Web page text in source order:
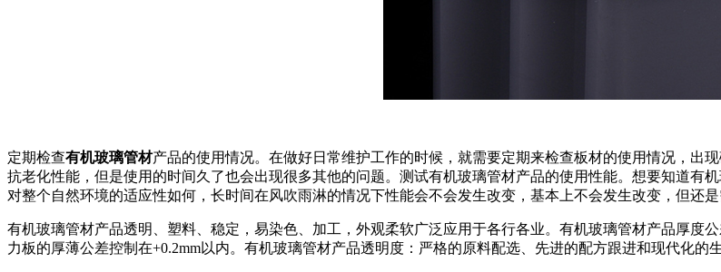
定期检查有机玻璃管材产品的使用情况。在做好日常维护工作的时候，就需要定期来检查板材的使用情况，出
抗老化性能，但是使用的时间久了也会出现很多其他的问题。测试有机玻璃管材产品的使用性能。想要知道有
对整个自然环境的适应性如何，长时间在风吹雨淋的情况下性能会不会发生改变，基本上不会发生改变，但还是
有机玻璃管材产品透明、塑料、稳定，易染色、加工，外观柔软广泛应用于各行各业。有机玻璃管材产品厚度
力板的厚薄公差控制在+0.2mm以内。有机玻璃管材产品透明度：严格的原料配选、先进的配方跟进和现代化的